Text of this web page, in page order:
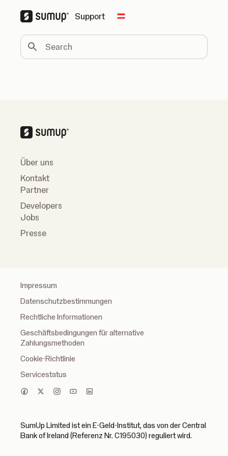
Support Change country
Search
Über uns
Kontakt
Partner
Developers
Jobs
Presse
Impressum
Datenschutzbestimmungen
Rechtliche Informationen
Geschäftsbedingungen für alternative
Zahlungsmethoden
Cookie-Richtlinie
Servicestatus
SumUp Limited ist ein E-Geld-Institut, das von der Central
Bank of Ireland (Referenz Nr. C195030) reguliert wird.